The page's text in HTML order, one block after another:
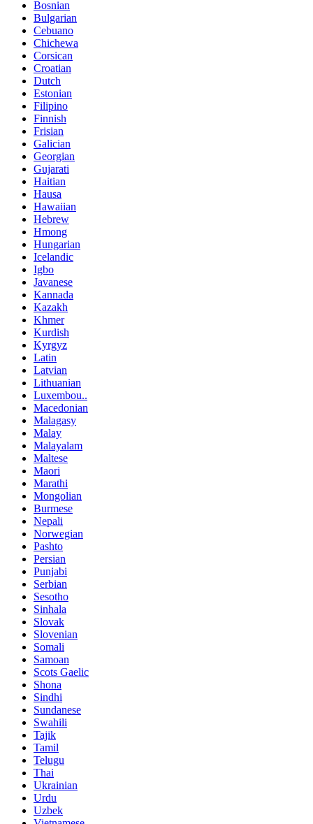
Bosnian
Bulgarian
Cebuano
Chichewa
Corsican
Croatian
Dutch
Estonian
Filipino
Finnish
Frisian
Galician
Georgian
Gujarati
Haitian
Hausa
Hawaiian
Hebrew
Hmong
Hungarian
Icelandic
Igbo
Javanese
Kannada
Kazakh
Khmer
Kurdish
Kyrgyz
Latin
Latvian
Lithuanian
Luxembou..
Macedonian
Malagasy
Malay
Malayalam
Maltese
Maori
Marathi
Mongolian
Burmese
Nepali
Norwegian
Pashto
Persian
Punjabi
Serbian
Sesotho
Sinhala
Slovak
Slovenian
Somali
Samoan
Scots Gaelic
Shona
Sindhi
Sundanese
Swahili
Tajik
Tamil
Telugu
Thai
Ukrainian
Urdu
Uzbek